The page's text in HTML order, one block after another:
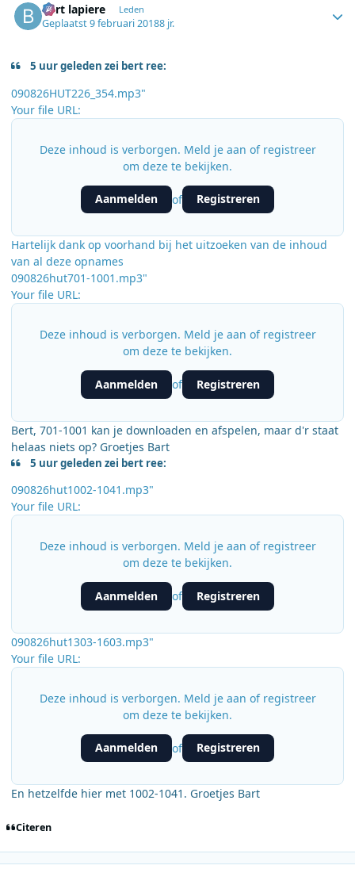
bart lapiere Leden
Geplaatst9 februari 20188 jr.
5 uur geleden zei bert ree:
090826HUT226_354.mp3"
Your file URL:
Deze inhoud is verborgen. Meld je aan of registreer
om deze te bekijken.
Aanmelden of Registreren
Hartelijk dank op voorhand bij het uitzoeken van de inhoud
van al deze opnames
090826hut701-1001.mp3"
Your file URL:
Deze inhoud is verborgen. Meld je aan of registreer
om deze te bekijken.
Aanmelden of Registreren
Bert, 701-1001 kan je downloaden en afspelen, maar d'r staat
helaas niets op? Groetjes Bart
5 uur geleden zei bert ree:
090826hut1002-1041.mp3"
Your file URL:
Deze inhoud is verborgen. Meld je aan of registreer
om deze te bekijken.
Aanmelden of Registreren
090826hut1303-1603.mp3"
Your file URL:
Deze inhoud is verborgen. Meld je aan of registreer
om deze te bekijken.
Aanmelden of Registreren
En hetzelfde hier met 1002-1041. Groetjes Bart
Citeren